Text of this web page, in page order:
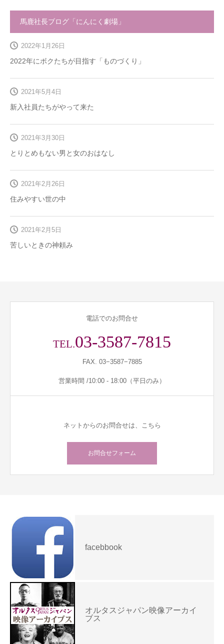
馬鹿社長ブログ「にんにく劇場」
2022年にボクたちが目指す「ものづくり」
2022年1月26日
新入社員たちがやって来た
2021年5月4日
とりとめもない男と女のおはなし
2021年3月30日
住みやすい世の中
2021年2月26日
苦しいときの神頼み
2021年2月5日
電話でのお問合せ
TEL.03-3587-7815
FAX. 03−3587−7885
営業時間 /10:00 - 18:00（平日のみ）
ネットからのお問合せは、こちら
お問合せフォーム
facebbook
オルタスジャパン映像アーカイ
ブス